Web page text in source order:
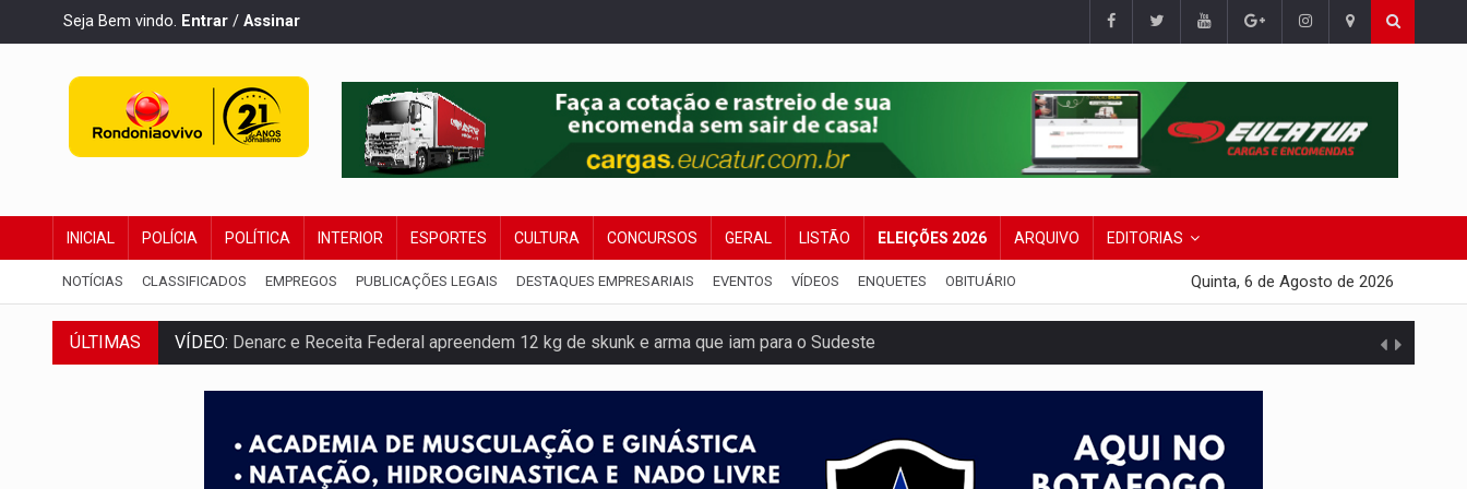
Seja Bem vindo. Entrar / Assinar
INICIAL POLÍCIA POLÍTICA INTERIOR ESPORTES CULTURA CONCURSOS GERAL LISTÃO ELEIÇÕES 2026 ARQUIVO EDITORIAS
NOTÍCIAS CLASSIFICADOS EMPREGOS PUBLICAÇÕES LEGAIS DESTAQUES EMPRESARIAIS EVENTOS VÍDEOS ENQUETES OBITUÁRIO Quinta, 6 de Agosto de 2026
ÚLTIMAS VÍDEO: Denarc e Receita Federal apreendem 12 kg de skunk e arma que iam para o Sudeste
OPERAÇÃO DA PC:Membros do CV são presos com armas e drogas após crime de tortur@
ENTRADA GRATUITA:Espetáculo As Marias Somos Nós será apresentado na capital
Três são presos após furto de motocicleta em frente de academia